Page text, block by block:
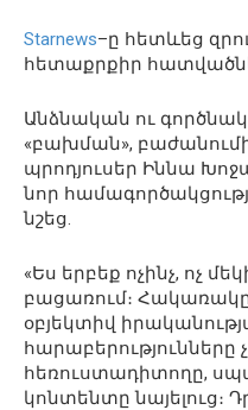
Starnews–ը հետևեց
հետաքրքիր
Անձնական ու
«բախման»,
պրոդյուսեր Իննա
նոր
նշեց.
«Ես երբեք ոչինչ, ոչ
բացառում։
օբյեկտիվ
հեռուստադիտողը,
կոնտենտը նայելուց։